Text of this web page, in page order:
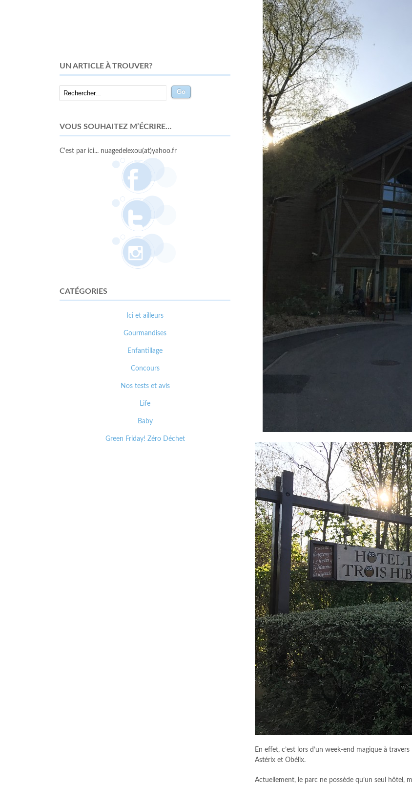
En effet, c’est lors d’un week-end magique à
Astérix et Obélix.
Actuellement, le parc ne possède qu’un seul hôtel,
UN ARTICLE À TROUVER?
VOUS SOUHAITEZ M’ÉCRIRE…
C'est par ici... nuagedelexou(at)yahoo.fr
CATÉGORIES
Ici et ailleurs
Gourmandises
Enfantillage
Concours
Nos tests et avis
Life
Baby
Green Friday! Zéro Déchet